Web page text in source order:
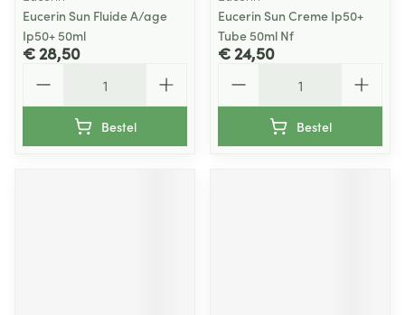
Eucerin Sun Fluide A/age
Ip50+ 50ml
€ 28,50
Bestel
Eucerin Sun Creme Ip50+
Tube 50ml Nf
€ 24,50
Bestel